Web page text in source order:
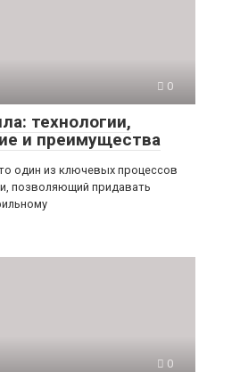
0
технологии,
и преимущества
один из ключевых процессов
позволяющий придавать
0